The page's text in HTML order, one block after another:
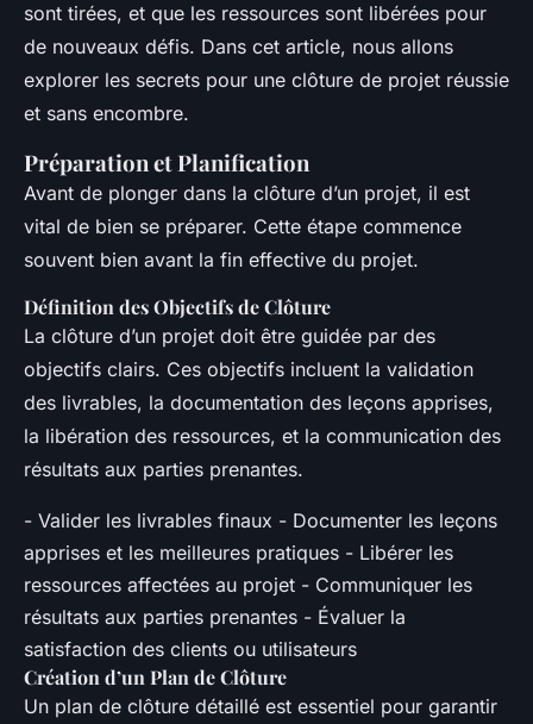
sont tirées, et que les ressources sont libérées pour
de nouveaux défis. Dans cet article, nous allons
explorer les secrets pour une clôture de projet réussie
et sans encombre.
Préparation et Planification
Avant de plonger dans la clôture d’un projet, il est
vital de bien se préparer. Cette étape commence
souvent bien avant la fin effective du projet.
Définition des Objectifs de Clôture
La clôture d’un projet doit être guidée par des
objectifs clairs. Ces objectifs incluent la validation
des livrables, la documentation des leçons apprises,
la libération des ressources, et la communication des
résultats aux parties prenantes.
- Valider les livrables finaux - Documenter les leçons
apprises et les meilleures pratiques - Libérer les
ressources affectées au projet - Communiquer les
résultats aux parties prenantes - Évaluer la
satisfaction des clients ou utilisateurs
Création d’un Plan de Clôture
Un plan de clôture détaillé est essentiel pour garantir